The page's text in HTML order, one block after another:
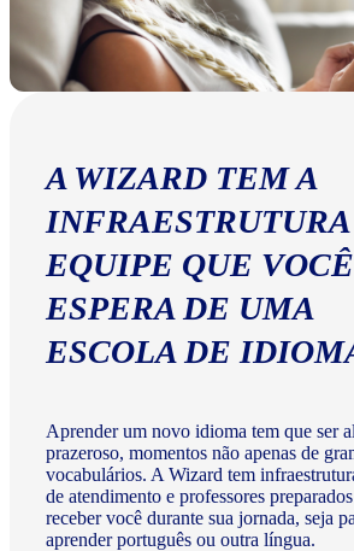
A WIZARD TEM A
INFRAESTRUTURA
EQUIPE QUE VOCÊ
ESPERA DE UMA
ESCOLA DE
Aprender um novo idioma tem que ser
prazeroso, momentos não apenas de
vocabulários. A Wizard tem
de atendimento e professores
receber você durante sua jornada, seja
aprender português ou outra língua.